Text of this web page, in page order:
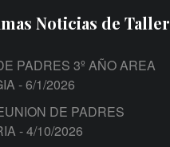
Noticias de Taller
PADRES 3º AÑO AREA
- 6/1/2026
DE PADRES
- 4/10/2026